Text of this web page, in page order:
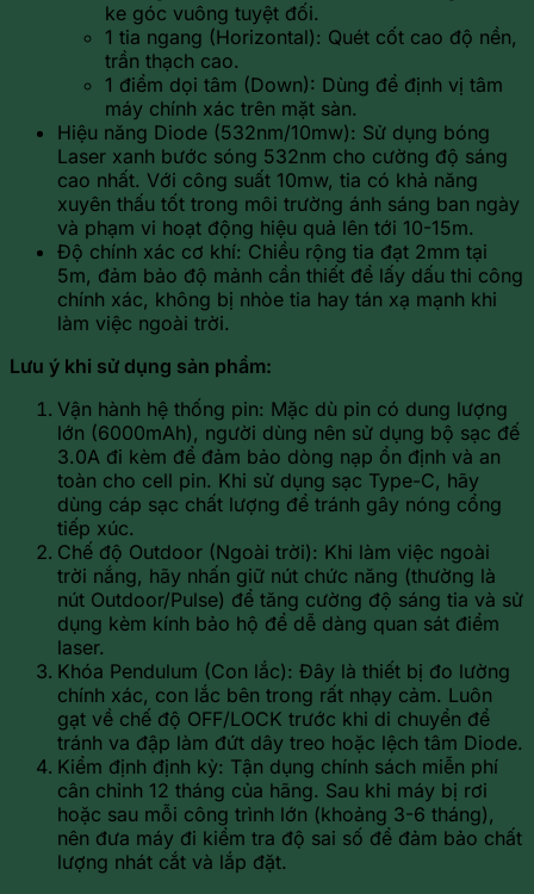
ke góc vuông tuyệt đối.
1 tia ngang (Horizontal): Quét cốt cao độ nền,
trần thạch cao.
1 điểm dọi tâm (Down): Dùng để định vị tâm
máy chính xác trên mặt sàn.
Hiệu năng Diode (532nm/10mw): Sử dụng bóng
Laser xanh bước sóng 532nm cho cường độ sáng
cao nhất. Với công suất 10mw, tia có khả năng
xuyên thấu tốt trong môi trường ánh sáng ban ngày
và phạm vi hoạt động hiệu quả lên tới 10-15m.
Độ chính xác cơ khí: Chiều rộng tia đạt 2mm tại
5m, đảm bảo độ mảnh cần thiết để lấy dấu thi công
chính xác, không bị nhòe tia hay tán xạ mạnh khi
làm việc ngoài trời.
Lưu ý khi sử dụng sản phẩm:
Vận hành hệ thống pin: Mặc dù pin có dung lượng
lớn (6000mAh), người dùng nên sử dụng bộ sạc đế
3.0A đi kèm để đảm bảo dòng nạp ổn định và an
toàn cho cell pin. Khi sử dụng sạc Type-C, hãy
dùng cáp sạc chất lượng để tránh gây nóng cổng
tiếp xúc.
Chế độ Outdoor (Ngoài trời): Khi làm việc ngoài
trời nắng, hãy nhấn giữ nút chức năng (thường là
nút Outdoor/Pulse) để tăng cường độ sáng tia và sử
dụng kèm kính bảo hộ để dễ dàng quan sát điểm
laser.
Khóa Pendulum (Con lắc): Đây là thiết bị đo lường
chính xác, con lắc bên trong rất nhạy cảm. Luôn
gạt về chế độ OFF/LOCK trước khi di chuyển để
tránh va đập làm đứt dây treo hoặc lệch tâm Diode.
Kiểm định định kỳ: Tận dụng chính sách miễn phí
cân chỉnh 12 tháng của hãng. Sau khi máy bị rơi
hoặc sau mỗi công trình lớn (khoảng 3-6 tháng),
nên đưa máy đi kiểm tra độ sai số để đảm bảo chất
lượng nhát cắt và lắp đặt.